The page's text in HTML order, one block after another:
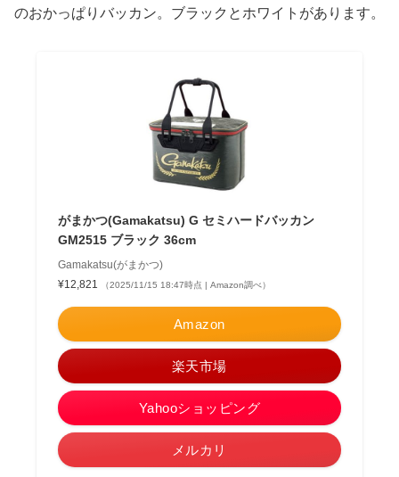
のおかっぱりバッカン。ブラックとホワイトがあります。
がまかつ(Gamakatsu) G セミハードバッカン
GM2515 ブラック 36cm
Gamakatsu(がまかつ)
¥12,821
（2025/11/15 18:47時点 | Amazon調べ）
Amazon
楽天市場
Yahooショッピング
メルカリ